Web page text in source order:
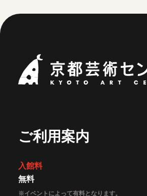
ご利用案内
入館料
無料
※イベントによって有料となります。